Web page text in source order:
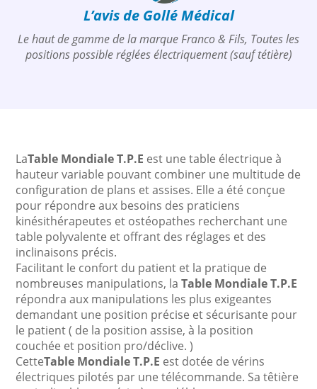
L’avis de Gollé Médical
Le haut de gamme de la marque Franco & Fils, Toutes les
positions possible réglées électriquement (sauf tétière)
LaTable Mondiale T.P.E est une table électrique à
hauteur variable pouvant combiner une multitude de
configuration de plans et assises. Elle a été conçue
pour répondre aux besoins des praticiens
kinésithérapeutes et ostéopathes recherchant une
table polyvalente et offrant des réglages et des
inclinaisons précis.
Facilitant le confort du patient et la pratique de
nombreuses manipulations, la Table Mondiale T.P.E
répondra aux manipulations les plus exigeantes
demandant une position précise et sécurisante pour
le patient ( de la position assise, à la position
couchée et position pro/déclive. )
CetteTable Mondiale T.P.E est dotée de vérins
électriques pilotés par une télécommande. Sa têtière